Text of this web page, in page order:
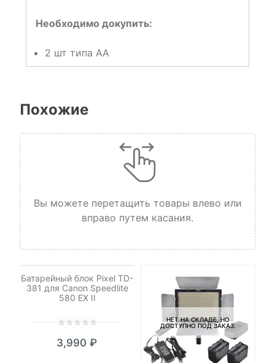
Необходимо докупить:
2 шт типа AA
Похожие
Вы можете перетащить товары влево или
вправо путем касания.
Батарейный блок Pixel TD-
381 для Canon Speedlite
580 EX II
out
3,990 ₽
НЕТ НА СКЛАДЕ, НО
ДОСТУПНО ПОД ЗАКАЗ.